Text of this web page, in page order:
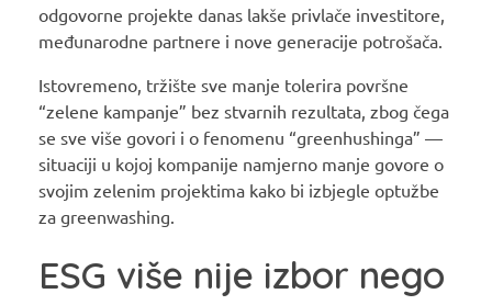
odgovorne projekte danas lakše privlače investitore,
međunarodne partnere i nove generacije potrošača.
Istovremeno, tržište sve manje tolerira površne
“zelene kampanje” bez stvarnih rezultata, zbog čega
se sve više govori i o fenomenu “greenhushinga” —
situaciji u kojoj kompanije namjerno manje govore o
svojim zelenim projektima kako bi izbjegle optužbe
za greenwashing.
ESG više nije izbor nego